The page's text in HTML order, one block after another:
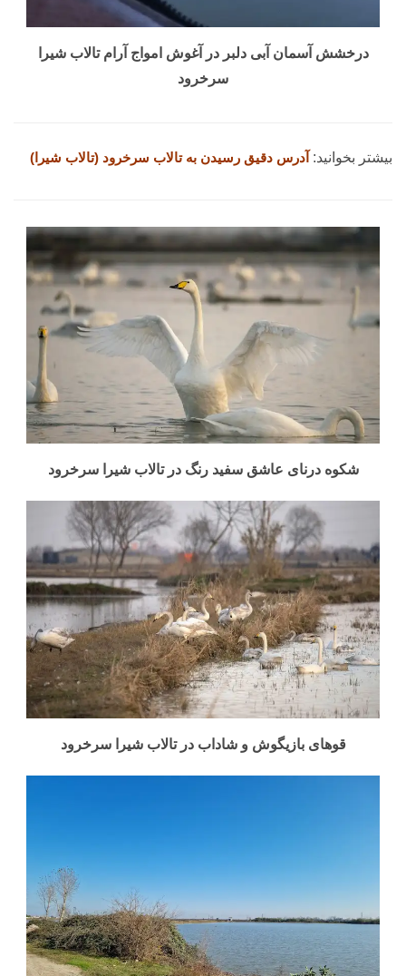
درخشش آسمان آبی دلبر در آغوش امواج آرام تالاب شیرا
سرخرود
بیشتر بخوانید: آدرس دقیق رسیدن به تالاب سرخرود (تالاب شیرا)
شکوه درنای عاشق سفید رنگ در تالاب شیرا سرخرود
قوهای بازیگوش و شاداب در تالاب شیرا سرخرود